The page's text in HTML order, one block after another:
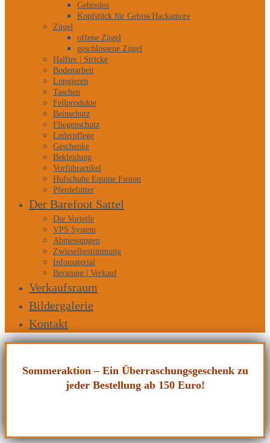
Gebisslos
Kopfstück für Gebiss/Hackamore
Zügel
offene Zügel
geschlossene Zügel
Halfter | Stricke
Bodenarbeit
Longieren
Taschen
Fellprodukte
Beinschutz
Fliegenschutz
Lederpflege
Geschenke
Bekleidung
Vorführartikel
Hufschuhe Equine Fusion
Pferdefutter
Der Barefoot Sattel
Die Vorteile
VPS System
Abmessungen
Zwieselbestimmung
Infomaterial
Beratung | Verkauf
Verkaufsraum
Bildergalerie
Kontakt
Sommeraktion – Ein Überraschungsgeschenk zu
jeder Bestellung ab 150 Euro!